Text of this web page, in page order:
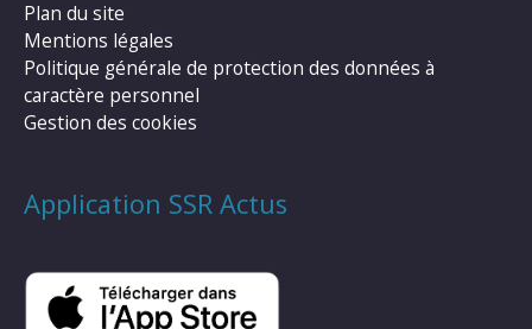
Plan du site
Mentions légales
Politique générale de protection des données à
caractère personnel
Gestion des cookies
Application SSR Actus